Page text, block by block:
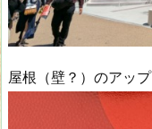
屋根（壁？）のアップ